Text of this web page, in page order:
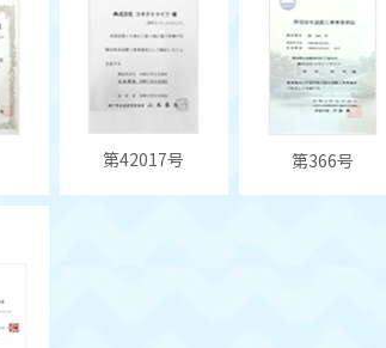
第42017号 第366号